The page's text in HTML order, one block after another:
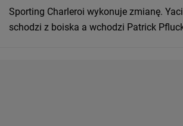
Sporting Charleroi wykonuje zmianę.
schodzi z boiska a wchodzi Patrick